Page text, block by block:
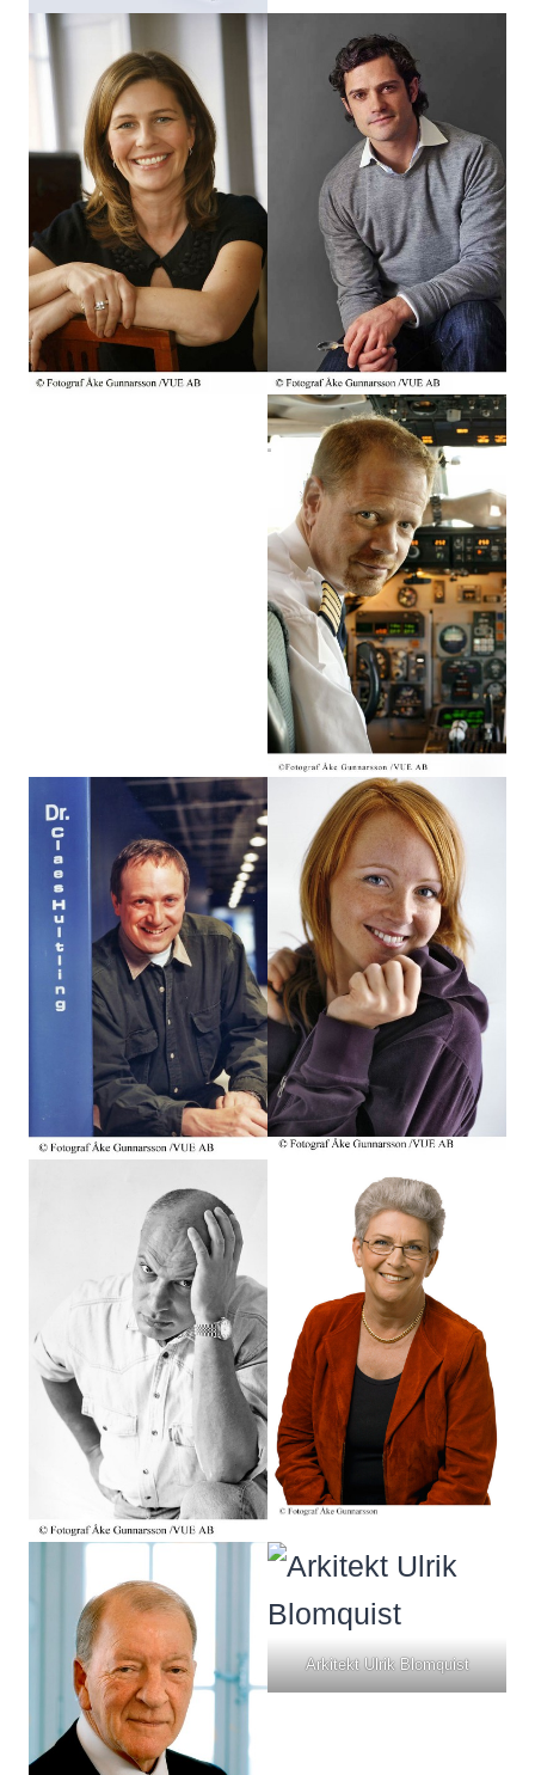
Arkitekt Ulrik Blomquist